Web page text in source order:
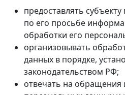
предоставлять
по его просьбе
обработки его
организовывать
данных в порядке,
законодательством РФ;
отвечать на обращения